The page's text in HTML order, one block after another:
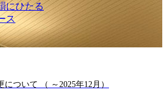
にひたる
ス
ついて （ ～2025年12月）